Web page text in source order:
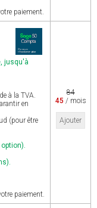
paiement.
jusqu'à
à la TVA.
en
(pour être
paiement.
84
45 / mois
Ajouter